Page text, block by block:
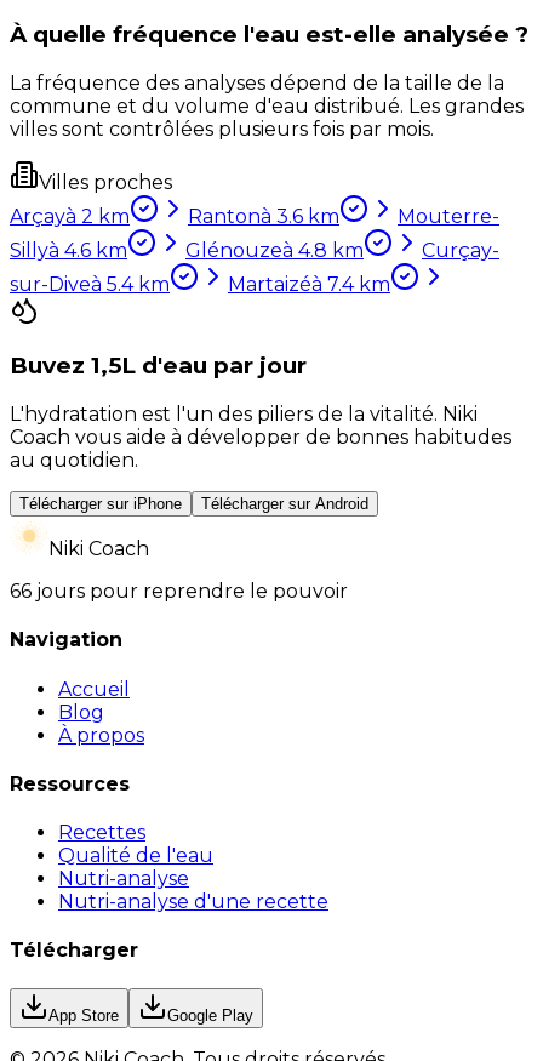
À quelle fréquence l'eau est-elle analysée ?
La fréquence des analyses dépend de la taille de la
commune et du volume d'eau distribué. Les grandes
villes sont contrôlées plusieurs fois par mois.
Villes proches
Arçayà 2 km Rantonà 3.6 km
Mouterre-
Sillyà 4.6 km Glénouzeà 4.8 km
Curçay-
sur-Diveà 5.4km Martaizéà 7.4km
Buvez 1,5L d'eau par jour
L'hydratation est l'un des piliers de la vitalité. Niki
Coach vous aide à développer de bonnes habitudes
au quotidien.
Télécharger sur iPhone Télécharger sur Android
Niki Coach
66 jours pour reprendre le pouvoir
Navigation
Accueil
Blog
À propos
Ressources
Recettes
Qualité de l'eau
Nutri-analyse
Nutri-analyse d'une recette
Télécharger
App Store Google Play